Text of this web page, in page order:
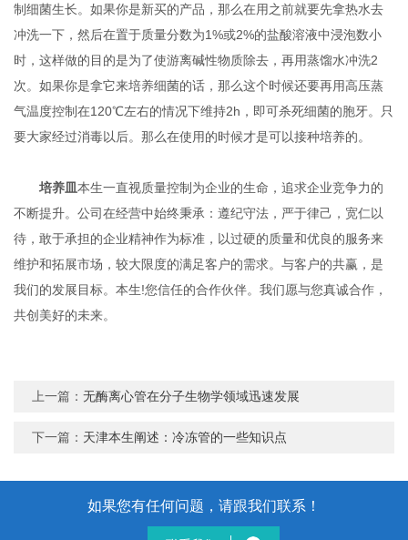
制细菌生长。如果你是新买的产品，那么在用之前就要先拿热水去
冲洗一下，然后在置于质量分数为1%或2%的盐酸溶液中浸泡数小
时，这样做的目的是为了使游离碱性物质除去，再用蒸馏水冲洗2
次。如果你是拿它来培养细菌的话，那么这个时候还要再用高压蒸
气温度控制在120℃左右的情况下维持2h，即可杀死细菌的胞牙。只
要大家经过消毒以后。那么在使用的时候才是可以接种培养的。
培养皿本生一直视质量控制为企业的生命，追求企业竞争力的
不断提升。公司在经营中始终秉承：遵纪守法，严于律己，宽仁以
待，敢于承担的企业精神作为标准，以过硬的质量和优良的服务来
维护和拓展市场，较大限度的满足客户的需求。与客户的共赢，是
我们的发展目标。本生!您信任的合作伙伴。我们愿与您真诚合作，
共创美好的未来。
上一篇：无酶离心管在分子生物学领域迅速发展
下一篇： 天津本生阐述：冷冻管的一些知识点
如果您有任何问题，请跟我们联系！